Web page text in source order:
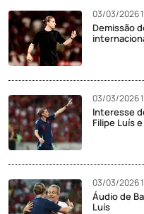
03/03/2026
Demissão
03/03/2026
Interesse
Filipe Luís
03/03/2026
Áudio de
Luís